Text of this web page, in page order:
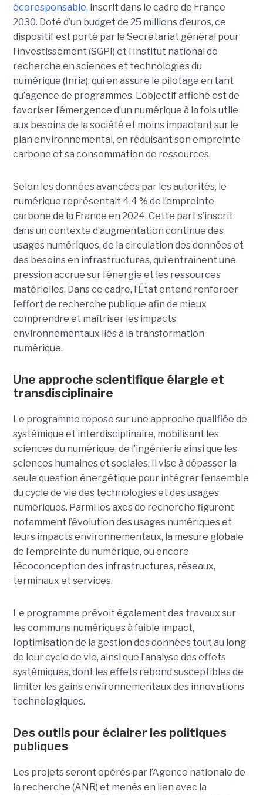
écoresponsable, inscrit dans le cadre de France
2030. Doté d’un budget de 25 millions d’euros, ce
dispositif est porté par le Secrétariat général pour
l’investissement (SGPI) et l’Institut national de
recherche en sciences et technologies du
numérique (Inria), qui en assure le pilotage en tant
qu’agence de programmes. L’objectif affiché est de
favoriser l’émergence d’un numérique à la fois utile
aux besoins de la société et moins impactant sur le
plan environnemental, en réduisant son empreinte
carbone et sa consommation de ressources.
Selon les données avancées par les autorités, le
numérique représentait 4,4 % de l’empreinte
carbone de la France en 2024. Cette part s’inscrit
dans un contexte d’augmentation continue des
usages numériques, de la circulation des données et
des besoins en infrastructures, qui entraînent une
pression accrue sur l’énergie et les ressources
matérielles. Dans ce cadre, l’État entend renforcer
l’effort de recherche publique afin de mieux
comprendre et maîtriser les impacts
environnementaux liés à la transformation
numérique.
Une approche scientifique élargie et
transdisciplinaire
Le programme repose sur une approche qualifiée de
systémique et interdisciplinaire, mobilisant les
sciences du numérique, de l’ingénierie ainsi que les
sciences humaines et sociales. Il vise à dépasser la
seule question énergétique pour intégrer l’ensemble
du cycle de vie des technologies et des usages
numériques. Parmi les axes de recherche figurent
notamment l’évolution des usages numériques et
leurs impacts environnementaux, la mesure globale
de l’empreinte du numérique, ou encore
l’écoconception des infrastructures, réseaux,
terminaux et services.
Le programme prévoit également des travaux sur
les communs numériques à faible impact,
l’optimisation de la gestion des données tout au long
de leur cycle de vie, ainsi que l’analyse des effets
systémiques, dont les effets rebond susceptibles de
limiter les gains environnementaux des innovations
technologiques.
Des outils pour éclairer les politiques
publiques
Les projets seront opérés par l’Agence nationale de
la recherche (ANR) et menés en lien avec la